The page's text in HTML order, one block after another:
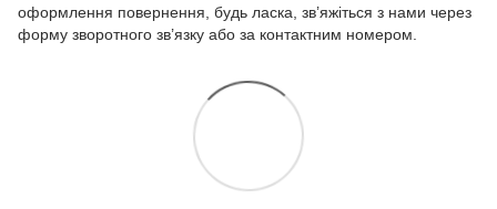
оформлення повернення, будь ласка, зв’яжіться з нами через
форму зворотного зв’язку або за контактним номером.